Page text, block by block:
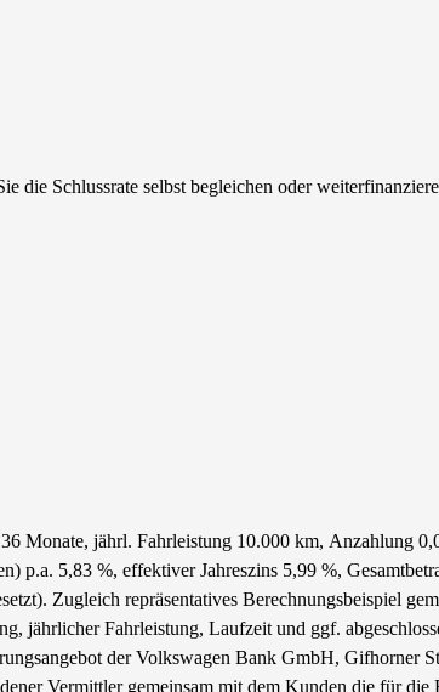
die Schlussrate selbst begleichen oder
Monate, jährl. Fahrleistung 10.000 km, Anzahlung
p.a. 5,83 %, effektiver Jahreszins 5,99 %,
Zugleich repräsentatives Berechnungsbeispiel
jährlicher Fahrleistung, Laufzeit und ggf.
der Volkswagen Bank GmbH, Gifhorner
Vermittler gemeinsam mit dem Kunden die für